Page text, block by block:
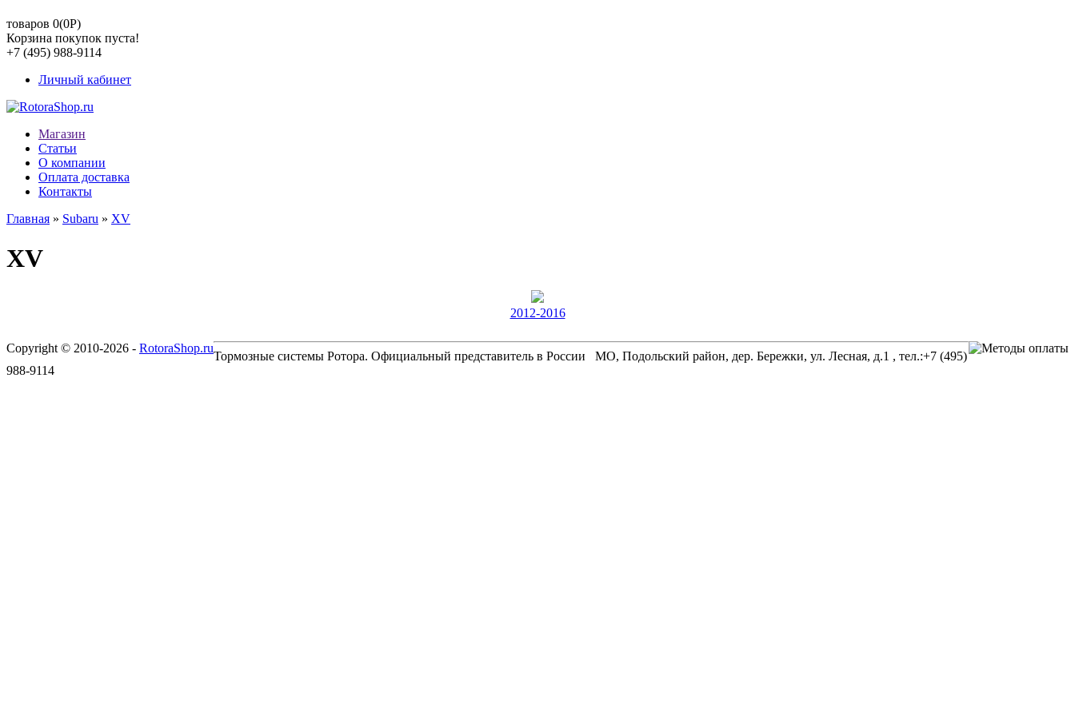
товаров 0(0Р)
Корзина покупок пуста!
+7 (495) 988-9114
Личный кабинет
Магазин
Статьи
О компании
Оплата доставка
Контакты
Главная » Subaru » XV
XV
2012-2016
Copyright © 2010-2026 - RotoraShop.ru
Тормозные системы Ротора. Официальный представитель в России МО, Подольский район, дер. Бережки, ул. Лесная, д.1 , тел.:+7 (495)
988-9114